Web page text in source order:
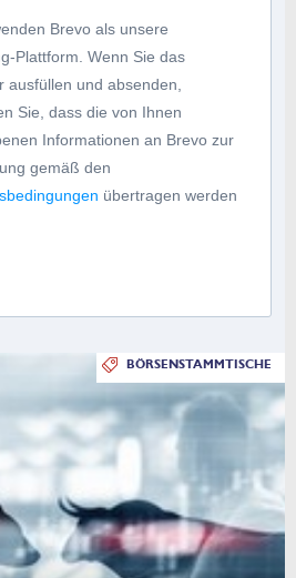
Brevo als unsere
Plattform. Wenn Sie das
ausfüllen und absenden,
Sie, dass die von Ihnen
Informationen an Brevo zur
gemäß den
übertragen werden
BÖRSENSTAMMTISCHE